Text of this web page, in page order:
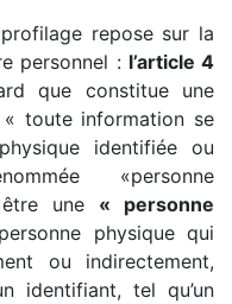
repose sur la
personnel : l’article 4
que constitue une
toute information se
identifiée ou
«personne
une « personne
physique qui
ou indirectement,
identifiant, tel qu’un